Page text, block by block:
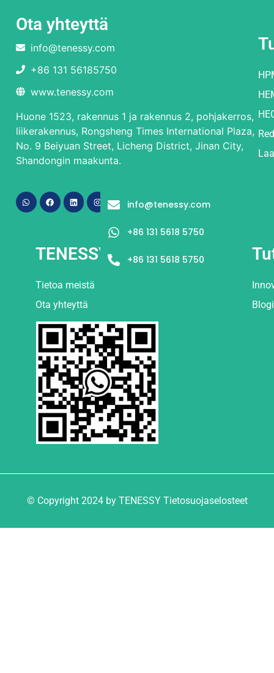
Ota yhteyttä
info@tenessy.com
+86 131 56185750
www.tenessy.com
Huone 1523, rakennus 1 ja rakennus 2, pohjakerros,
liikerakennus, Rongsheng Times International Plaza,
No. 9 Beiyuan Street, Licheng District, Jinan City,
Shandongin maakunta.
TENESSY
Tietoa meistä
Ota yhteyttä
© Copyright 2024 by TENESSY Tietosuojaselosteet
info@tenessy.com
+86 131 5618 5750
+86 131 5618 5750